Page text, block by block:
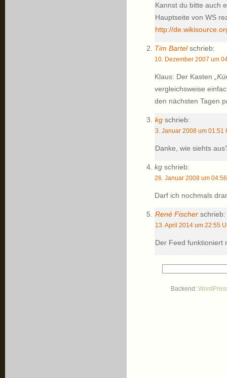
Kannst du bitte auch
Hauptseite von WS
http://
Tim Bartelschrieb:
10. Dezember 2007 um
Klaus: Der Kasten
vergleichsweise
den nächsten Tagen
kg schrieb:
3. Januar 2008 um 01:51
Danke, wie siehts
kg schrieb:
26. Januar 2008 um
Darf ich nochmals
René Fischer schrieb:
13. April 2014 um 22:55
Der Feed funktioniert
Backend: